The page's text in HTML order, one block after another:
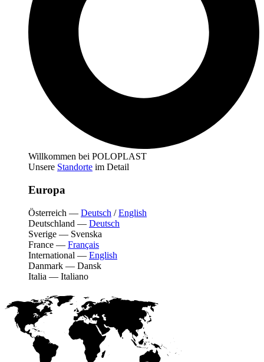
Willkommen bei POLOPLAST
Unsere Standorte im Detail
Europa
Österreich — Deutsch /English
Deutschland — Deutsch
Sverige — Svenska
France — Français
International — English
Danmark — Dansk
Italia — Italiano